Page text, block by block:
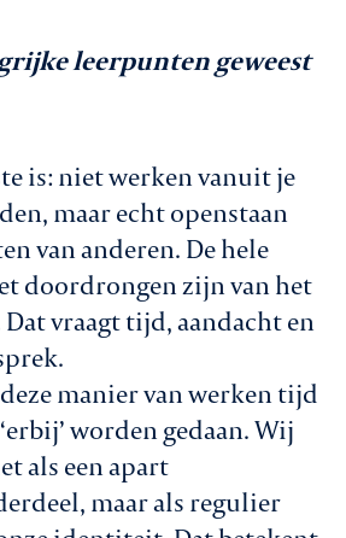
leerpunten geweest
is: niet werken vanuit je
maar echt openstaan
van anderen. De hele
doordrongen zijn van het
vraagt tijd, aandacht en
manier van werken tijd
worden gedaan. Wij
als een apart
maar als regulier